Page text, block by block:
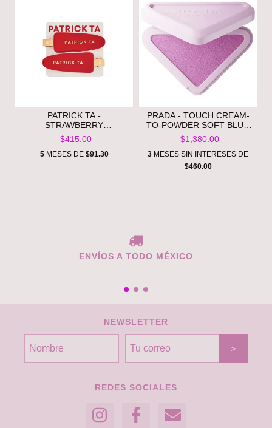
PATRICK TA -
STRAWBERRY
CREASELESS HAIR CLIPS
**PRE ORDEN**
$415.00
5MESES DE $91.30
PRADA - TOUCH CREAM-
TO-POWDER SOFT BLUR
LONGWEAR BLUSH - P36
WISTERIA LILAC **PRE
ORDEN**
$1,380.00
3 MESES SIN INTERESES DE
$460.00
ENVÍOS A TODO MÉXICO
NEWSLETTER
REDES SOCIALES